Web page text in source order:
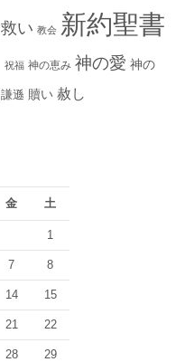
救い 教会 新約聖書
祝福 神の恵み 神の愛 神の
謙遜 贖い 赦し
金 土
1
7 8
14 15
21 22
28 29